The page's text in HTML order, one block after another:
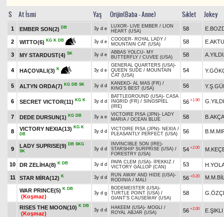
S At İsmi Yaş Orijin(Baba - Anne) Sıklet Jokey
1 EMBER SON(2) DB 3y d e LUXOR- LIVE EMBER / LION
HEART (USA)
58
2 WITTO(6) KG K DB 3y d e COOGER- ROYAL LADY /
MOUNTAIN CAT (USA)
58
3 MY STARDUST(4) SK 3y d e ABBAS YOLCU- MY
BUTTERFLY / CUVEE (USA) 58
4 HAÇOVALI(3) K 3y d e
GENERAL QUARTERS (USA)-
QUEEN SUDE / MOUNTAIN
CAT (USA)
54
5 ALTYN ORDA(7) KG DB SK 3y d d KANEKO- AL MAS (FR) /
KING'S BEST (USA)
56
6 SECRET VICTOR(11) KG K 3y d d
BATTLEGROUND (USA)- CASA
INGRID (FR) / SINGSPIEL
(IRE)
56 +1.90
7 DEDE DURSUN(1) KG DB 3y a e VICTOIRE PISA (JPN)- LADY
MARIA / OCEAN BLUE 58
8 VICTORY NEXIA(13) KG K
DB
3y d d VICTOIRE PISA (JPN)- NEXIA /
PLEASANTLY PERFECT (USA)
56
9
LADY SUPRISE(9) DB SKG
SK
3y d d
INVINCIBLE SON (IRE)-
STARSHIP SURPRISE (USA) /
FORESTRY (USA)
54 +2.00
10 DR ZELİHA(8) K DB 3y d d PAPA CLEM (USA)- İPEKKIZ /
VICTORY GALLOP (CAN)
53
11 STAR MİRA(12) K 3y d d RUN AWAY AND HIDE (USA)-
RODINIA / MALİ 56 +0.20
WAR PRINCE(5) K DB
(Koşmaz)
3y d g
BODEMEISTER (USA)-
TURTLE POINT (USA) /
GIANT'S CAUSEWAY (USA)
58
RISES THE MOON(10) K DB
(Koşmaz)
3y d d HAKEEM (USA)- MOGLI /
ROYAL ABJAR (USA)
56 +2.00 E.ŞIKLI